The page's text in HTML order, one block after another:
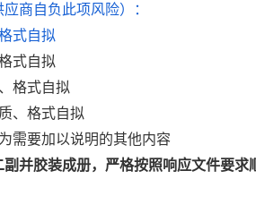
商自负此项风险）：
式自拟
式自拟
格式自拟
、格式自拟
需要加以说明的其他内容
副并胶装成册，严格按照响应文件要